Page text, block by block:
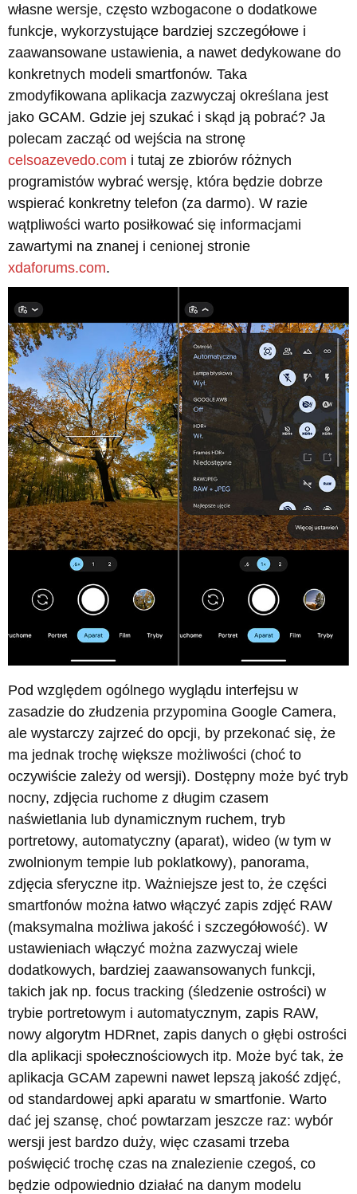
własne wersje, często wzbogacone o dodatkowe
funkcje, wykorzystujące bardziej szczegółowe i
zaawansowane ustawienia, a nawet dedykowane do
konkretnych modeli smartfonów. Taka
zmodyfikowana aplikacja zazwyczaj określana jest
jako GCAM. Gdzie jej szukać i skąd ją pobrać? Ja
polecam zacząć od wejścia na stronę
celsoazevedo.com i tutaj ze zbiorów różnych
programistów wybrać wersję, która będzie dobrze
wspierać konkretny telefon (za darmo). W razie
wątpliwości warto posiłkować się informacjami
zawartymi na znanej i cenionej stronie
xdaforums.com.
Pod względem ogólnego wyglądu interfejsu w
zasadzie do złudzenia przypomina Google Camera,
ale wystarczy zajrzeć do opcji, by przekonać się, że
ma jednak trochę większe możliwości (choć to
oczywiście zależy od wersji). Dostępny może być tryb
nocny, zdjęcia ruchome z długim czasem
naświetlania lub dynamicznym ruchem, tryb
portretowy, automatyczny (aparat), wideo (w tym w
zwolnionym tempie lub poklatkowy), panorama,
zdjęcia sferyczne itp. Ważniejsze jest to, że części
smartfonów można łatwo włączyć zapis zdjęć RAW
(maksymalna możliwa jakość i szczegółowość). W
ustawieniach włączyć można zazwyczaj wiele
dodatkowych, bardziej zaawansowanych funkcji,
takich jak np. focus tracking (śledzenie ostrości) w
trybie portretowym i automatycznym, zapis RAW,
nowy algorytm HDRnet, zapis danych o głębi ostrości
dla aplikacji społecznościowych itp. Może być tak, że
aplikacja GCAM zapewni nawet lepszą jakość zdjęć,
od standardowej apki aparatu w smartfonie. Warto
dać jej szansę, choć powtarzam jeszcze raz: wybór
wersji jest bardzo duży, więc czasami trzeba
poświęcić trochę czas na znalezienie czegoś, co
będzie odpowiednio działać na danym modelu